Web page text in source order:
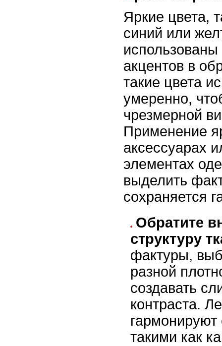
Яркие цвета,
синий или
акцентов в
такие цвета
умеренно,
чрезмерной
Применение
аксессуарах
элементах
выделить
сохраняется
Обратите
структуру
фактуры,
разной
создавать
контраста.
такими как